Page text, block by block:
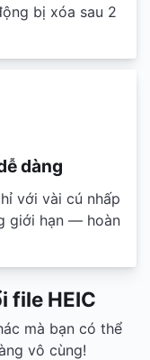
bị xóa sau 2
dàng
với vài cú nhấp
giới hạn — hoàn
file HEIC
mà bạn có thể
vô cùng!